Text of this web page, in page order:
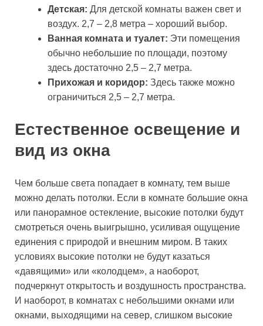
Детская: Для детской комнаты важен свет и
воздух. 2,7 – 2,8 метра – хороший выбор.
Ванная комната и туалет: Эти помещения
обычно небольшие по площади, поэтому
здесь достаточно 2,5 – 2,7 метра.
Прихожая и коридор: Здесь также можно
ограничиться 2,5 – 2,7 метра.
Естественное освещение и
вид из окна
Чем больше света попадает в комнату, тем выше
можно делать потолки. Если в комнате большие окна
или панорамное остекление, высокие потолки будут
смотреться очень выигрышно, усиливая ощущение
единения с природой и внешним миром. В таких
условиях высокие потолки не будут казаться
«давящими» или «колодцем», а наоборот,
подчеркнут открытость и воздушность пространства.
И наоборот, в комнатах с небольшими окнами или
окнами, выходящими на север, слишком высокие